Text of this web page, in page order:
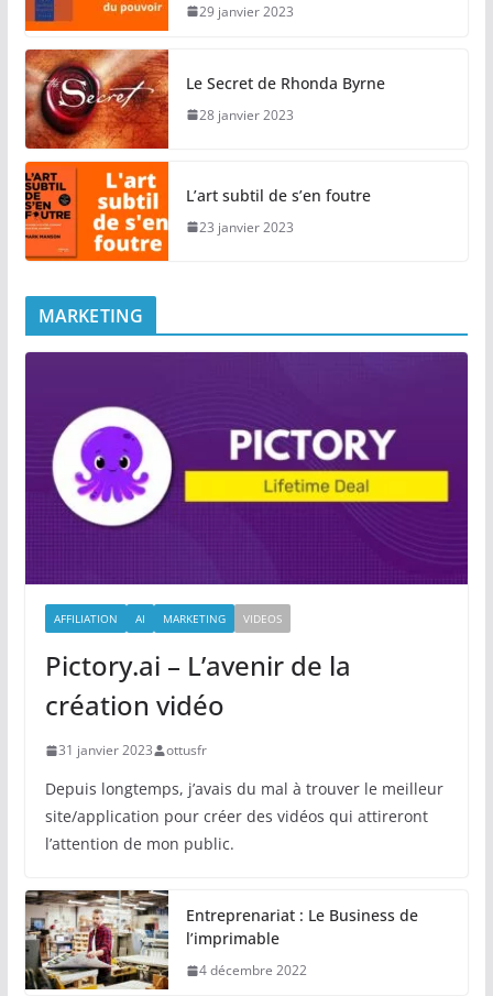
29 janvier 2023
Le Secret de Rhonda Byrne
28 janvier 2023
L’art subtil de s’en foutre
23 janvier 2023
MARKETING
AFFILIATION AI MARKETING VIDEOS
Pictory.ai – L’avenir de la
création vidéo
31 janvier 2023 ottusfr
Depuis longtemps, j’avais du mal à trouver le meilleur
site/application pour créer des vidéos qui attireront
l’attention de mon public.
Entreprenariat : Le Business de
l’imprimable
4 décembre 2022